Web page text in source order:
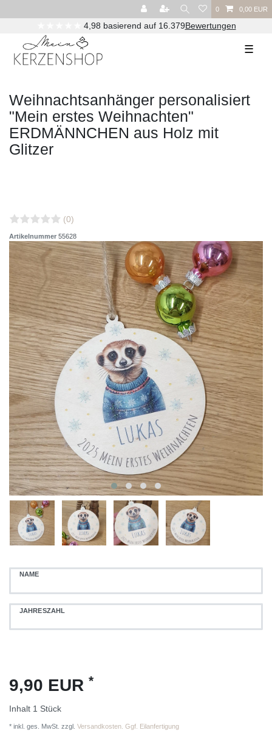
0 0,00 EUR
4,98 basierend auf 16.379Bewertungen
☰
Weihnachtsanhänger personalisiert
"Mein erstes Weihnachten"
ERDMÄNNCHEN aus Holz mit
Glitzer
(0)
Artikelnummer 55628
NAME
JAHRESZAHL
9,90 EUR *
Inhalt 1 Stück
* inkl. ges. MwSt. zzgl. Versandkosten. Ggf. Eilanfertigung